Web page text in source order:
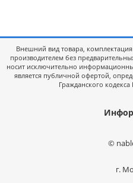
Внешний вид товара,
производителем без
носит исключительно
является публичной офертой,
Гражданского
©
г.